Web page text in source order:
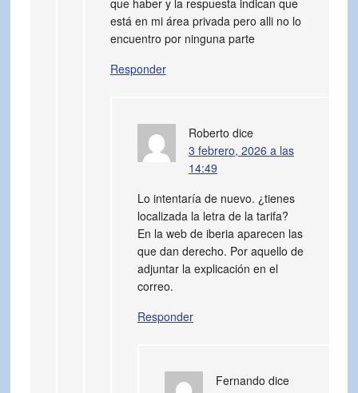
está en mi área privada pero alli no lo
encuentro por ninguna parte
Responder
Roberto dice
3 febrero, 2026 a las
14:49
Lo intentaría de nuevo. ¿tienes
localizada la letra de la tarifa?
En la web de iberia aparecen las
que dan derecho. Por aquello de
adjuntar la explicación en el
correo.
Responder
Fernando dice